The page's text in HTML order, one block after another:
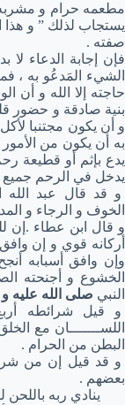
مطعمه حرام و مشربه
يستجاب لذلك ” و
صفته .
فإن إجابة الدعاء
الشيء المَدعُو به ،
حاجته إلا الله و
بنية صادقة و حضور
و أن يكون مجتنبا
به أن يكون من
يدع بإثم أو قطيعة
يدخل في الرحم
و قد قال عبد الله
الخوف و الرجاء و
و قال ابن عطاء .إن
أركانه قوي و إن
وإن وافق أسبابه
الخشوع و أجنحته
النبي صلى الله عليه
و قيل شرائطه
اللســـــــان مع
البطن من الحرام .
و قد قيل إن من
بعضهم .
ينادي ربه